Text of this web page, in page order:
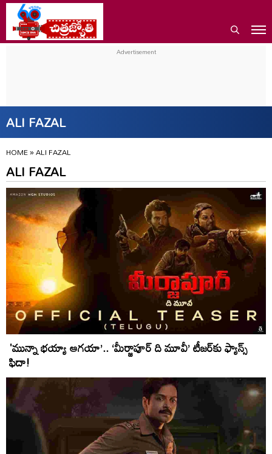
ALI FAZAL
HOME»ALI FAZAL
ALI FAZAL
'మున్నా భయ్యా ఆగయా’.. ‘మీర్జాపూర్‌ ది మూవీ’ టీజర్‌కు ఫ్యాన్స్‌
ఫిదా!